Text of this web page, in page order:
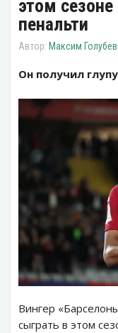
этом
пенальти
Максим Голубев
Он получил
Вингер
сыграть в этом